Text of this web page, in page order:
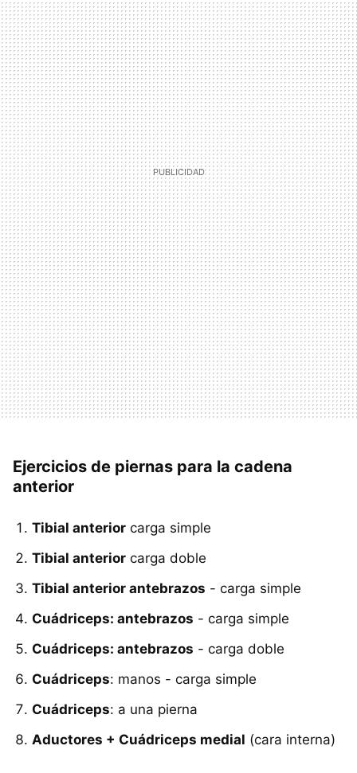
Ejercicios de piernas para la cadena
anterior
Tibial anterior carga simple
Tibial anterior carga doble
Tibial anterior antebrazos - carga simple
Cuádriceps: antebrazos - carga simple
Cuádriceps: antebrazos - carga doble
Cuádriceps: manos - carga simple
Cuádriceps: a una pierna
Aductores + Cuádriceps medial (cara interna)